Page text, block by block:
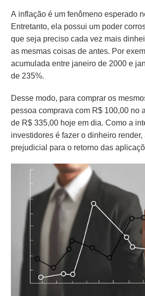
A inflação é um fenômeno esperado
Entretanto, ela possui um poder
que seja preciso cada vez mais
as mesmas coisas de antes. Por
acumulada entre janeiro de 2000 e
de 235%.
Desse modo, para comprar os
pessoa comprava com R$ 100,00 no
de R$ 335,00 hoje em dia. Como a
investidores é fazer o dinheiro
prejudicial para o retorno das